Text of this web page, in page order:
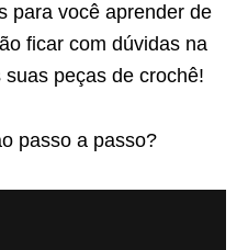
para você aprender de
ficar com dúvidas na
peças de crochê!
passo a passo?